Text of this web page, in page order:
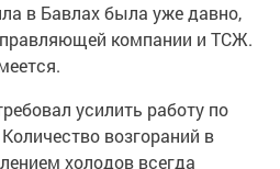
в Бавлах была уже давно,
компании и ТСЖ.
усилить работу по
возгораний в
холодов всегда